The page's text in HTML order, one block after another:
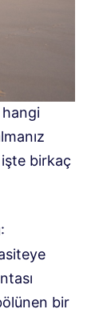
hangi
birkaç
:
bir